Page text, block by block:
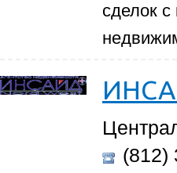
сделок
(812)